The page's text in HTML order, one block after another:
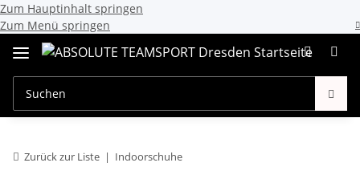
Zum Hauptinhalt springen
Zum Menü springen
Zurück zur Liste Indoorschuhe